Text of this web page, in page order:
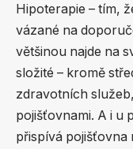
Hipoterapie – tím,
vázané na
většinou najde na
složité – kromě
zdravotních
pojišťovnami. A i u
přispívá pojišťovna